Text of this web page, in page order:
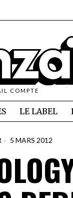
COMPTE
LE LABEL
5 MARS 2012